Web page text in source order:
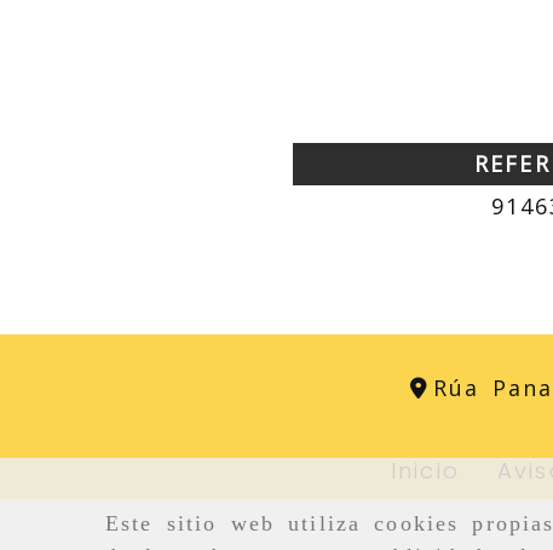
Este sitio web utiliza cookies
Rúa
Inicio